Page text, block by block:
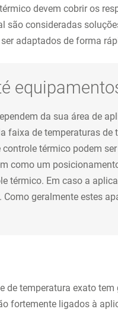
devem cobrir os
consideradas
adaptados de forma
da sua área de
de temperaturas
térmico podem
como um
térmico. Em caso a
geralmente estes
de temperatura exato
fortemente ligados à